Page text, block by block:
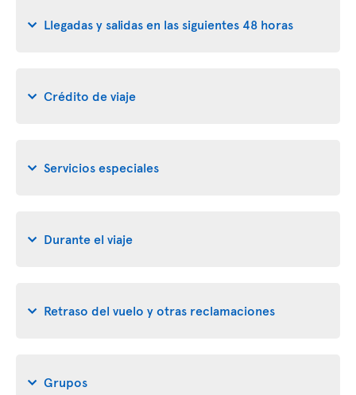
Llegadas y salidas en las siguientes 48 horas
Crédito de viaje
Servicios especiales
Durante el viaje
Retraso del vuelo y otras reclamaciones
Grupos